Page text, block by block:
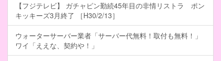
【フジテレビ】 ガチャピン勤続45年目の非情リストラ ポン
キッキーズ3月終了 ［H30/2/13］
ウォーターサーバー業者「サーバー代無料！取付も無料！」
ワイ「ええな、契約や！」